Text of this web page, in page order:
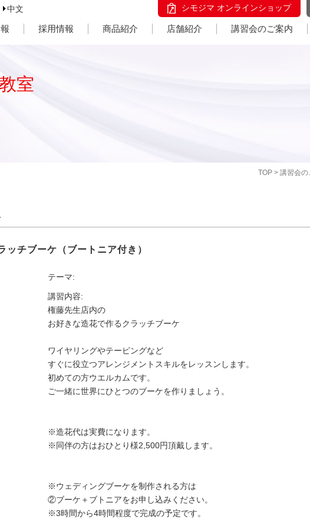
中文 シモジマ オンラインショップ
採用情報 商品紹介 店舗紹介 講習会のご案内
TOP > 講習会の
室
チブーケ（ブートニア付き）
テーマ:
講習内容:
権藤先生店内の
お好きな造花で作るクラッチブーケ
ワイヤリングやテーピングなど
すぐに役立つアレンジメントスキルをレッスンします。
初めての方ウエルカムです。
ご一緒に世界にひとつのブーケを作りましょう。
※造花代は実費になります。
※同伴の方はおひとり様2,500円頂戴します。
※ウェディングブーケを制作される方は
②ブーケ＋ブトニアをお申し込みください。
※3時間から4時間程度で完成の予定です。